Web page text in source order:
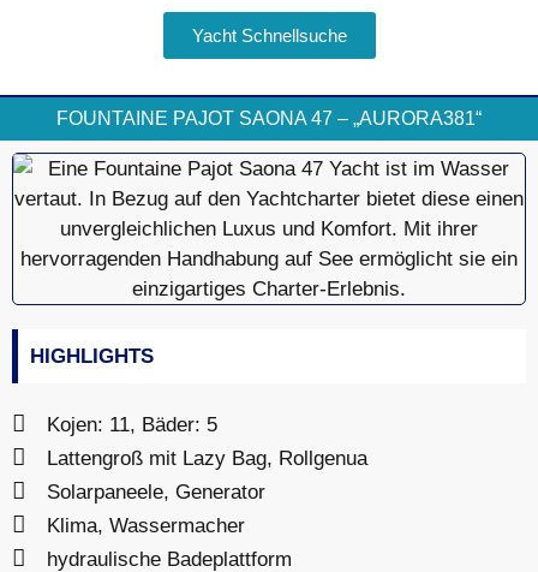
Yacht Schnellsuche
FOUNTAINE PAJOT SAONA 47 – „AURORA381“
HIGHLIGHTS
Kojen: 11, Bäder: 5
Lattengroß mit Lazy Bag, Rollgenua
Solarpaneele, Generator
Klima, Wassermacher
hydraulische Badeplattform